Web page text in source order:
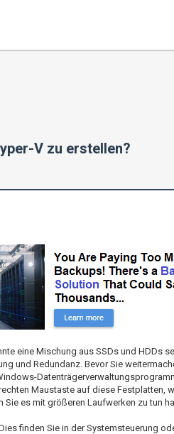
V zu erstellen?
eine Mischung aus SSDs und HDDs
und Redundanz. Bevor Sie
Maustaste auf diese Festplatten,
es mit größeren Laufwerken zu tun
finden Sie in der Systemsteuerung